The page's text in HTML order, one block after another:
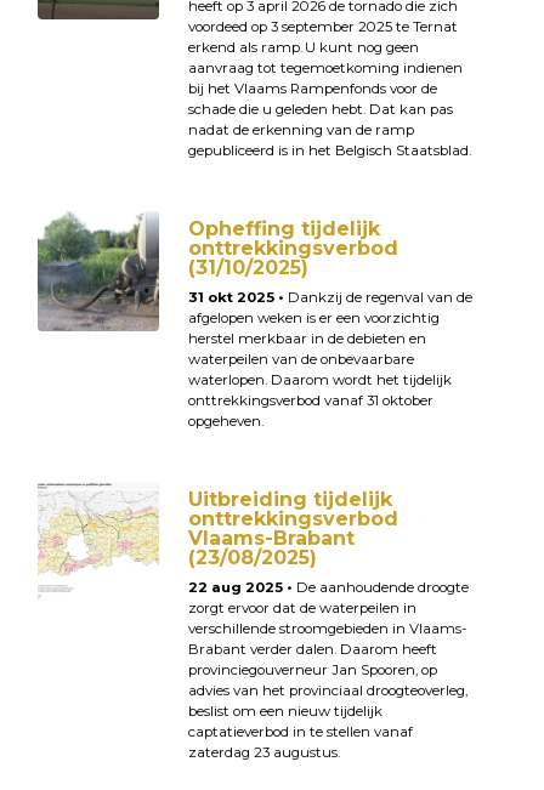
heeft op 3 april 2026 de tornado die zich
voordeed op 3 september 2025 te Ternat
erkend als ramp. U kunt nog geen
aanvraag tot tegemoetkoming indienen
bij het Vlaams Rampenfonds voor de
schade die u geleden hebt. Dat kan pas
nadat de erkenning van de ramp
gepubliceerd is in het Belgisch Staatsblad.
Opheffing tijdelijk
onttrekkingsverbod
(31/10/2025)
31 okt 2025 • Dankzij de regenval van de
afgelopen weken is er een voorzichtig
herstel merkbaar in de debieten en
waterpeilen van de onbevaarbare
waterlopen. Daarom wordt het tijdelijk
onttrekkingsverbod vanaf 31 oktober
opgeheven.
Uitbreiding tijdelijk
onttrekkingsverbod
Vlaams-Brabant
(23/08/2025)
22 aug 2025 • De aanhoudende droogte
zorgt ervoor dat de waterpeilen in
verschillende stroomgebieden in Vlaams-
Brabant verder dalen. Daarom heeft
provinciegouverneur Jan Spooren, op
advies van het provinciaal droogteoverleg,
beslist om een nieuw tijdelijk
captatieverbod in te stellen vanaf
zaterdag 23 augustus.